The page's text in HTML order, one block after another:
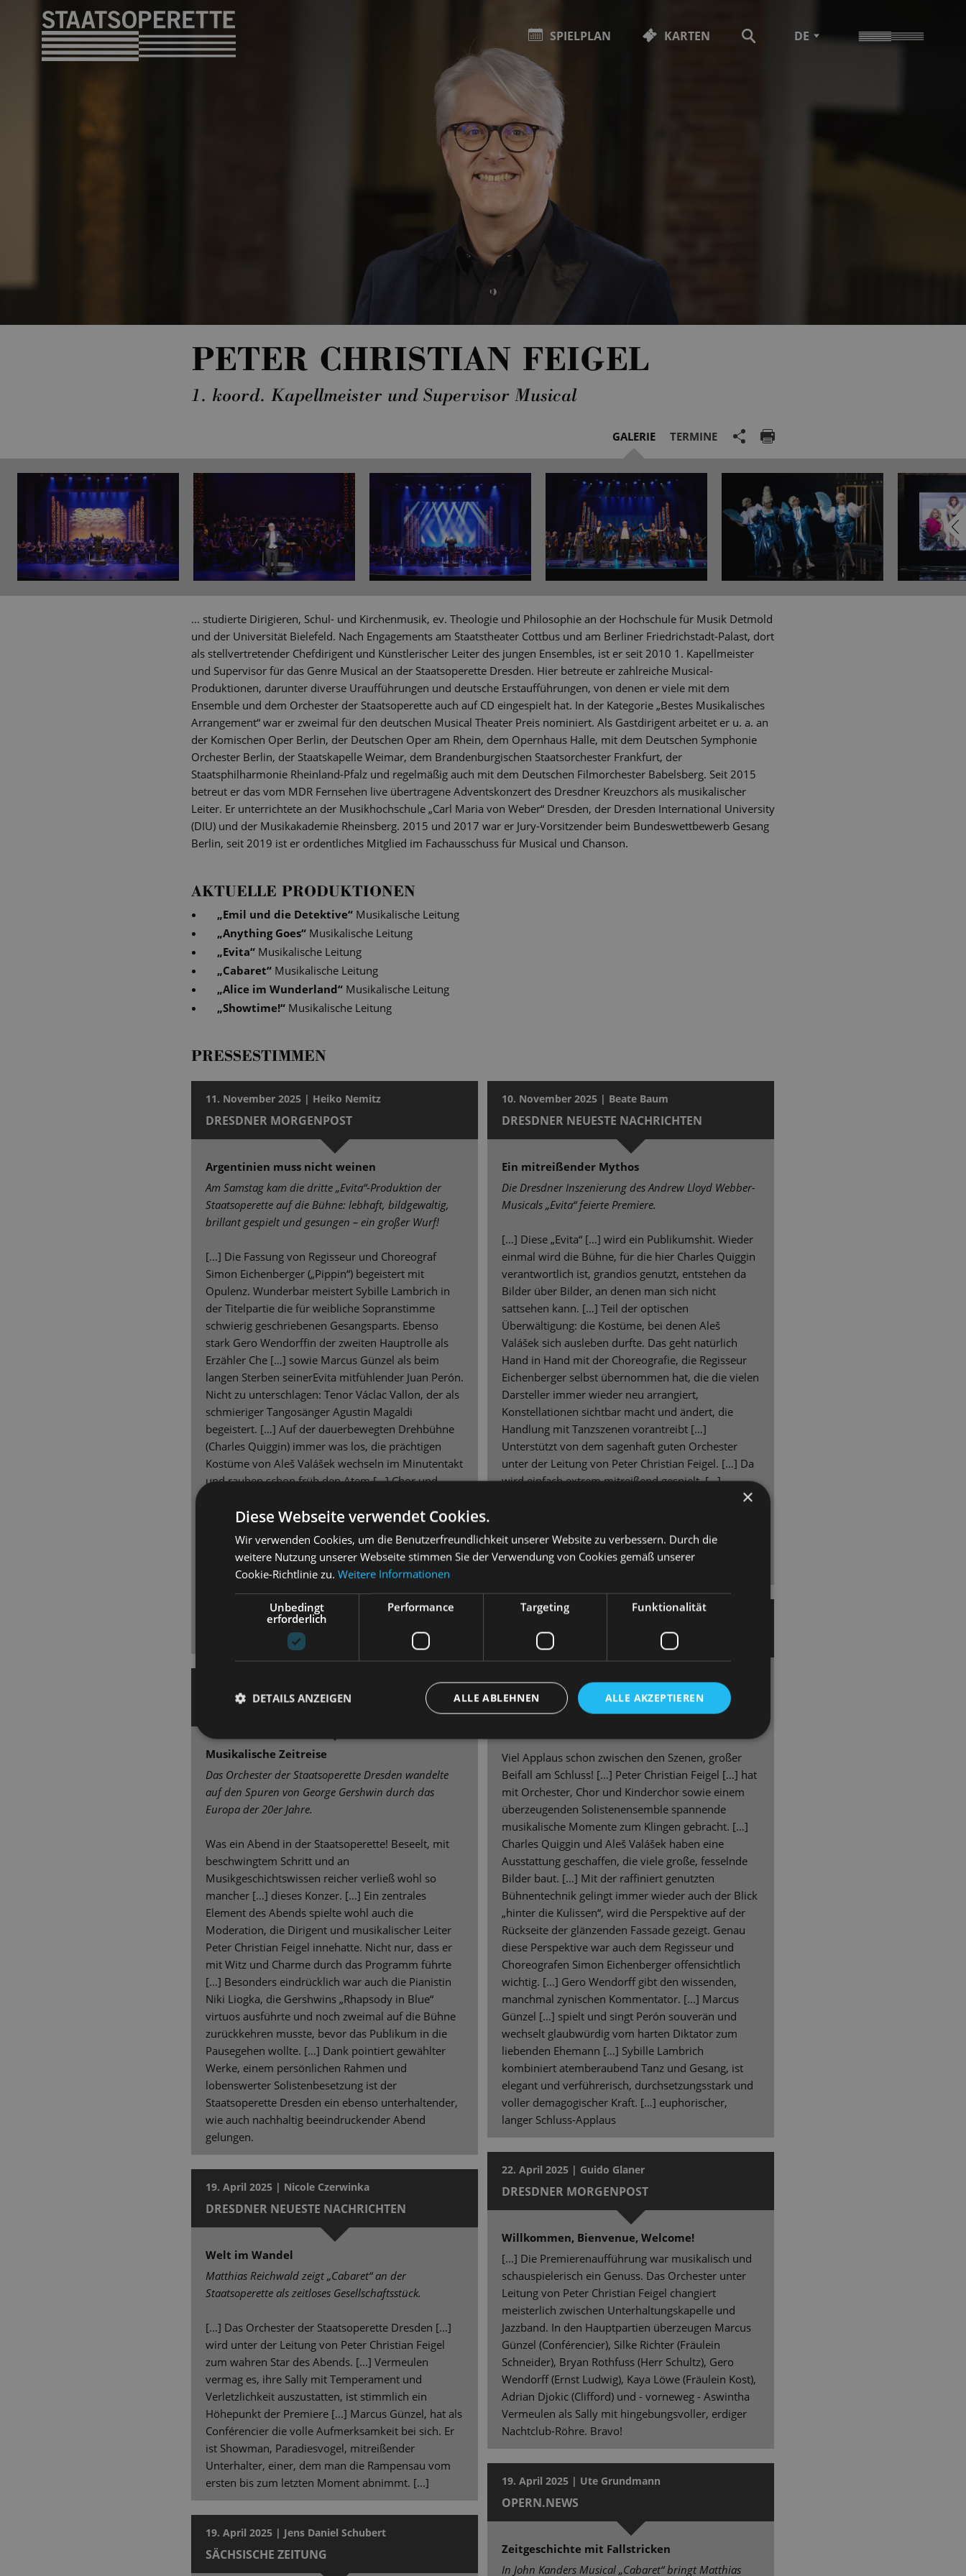
SPIELPLAN KARTEN DE
PETER CHRISTIAN FEIGEL
1. koord. Kapellmeister und Supervisor Musical
GALERIE TERMINE
... studierte Dirigieren, Schul- und Kirchenmusik, ev. Theologie und Philosophie an der Hochschule für Musik Detmold
und der Universität Bielefeld. Nach Engagements am Staatstheater Cottbus und am Berliner Friedrichstadt-Palast, dort
als stellvertretender Chefdirigent und Künstlerischer Leiter des jungen Ensembles, ist er seit 2010 1. Kapellmeister
und Supervisor für das Genre Musical an der Staatsoperette Dresden. Hier betreute er zahlreiche Musical-
Produktionen, darunter diverse Uraufführungen und deutsche Erstaufführungen, von denen er viele mit dem
Ensemble und dem Orchester der Staatsoperette auch auf CD eingespielt hat. In der Kategorie „Bestes Musikalisches
Arrangement“ war er zweimal für den deutschen Musical Theater Preis nominiert. Als Gastdirigent arbeitet er u. a. an
der Komischen Oper Berlin, der Deutschen Oper am Rhein, dem Opernhaus Halle, mit dem Deutschen Symphonie
Orchester Berlin, der Staatskapelle Weimar, dem Brandenburgischen Staatsorchester Frankfurt, der
Staatsphilharmonie Rheinland-Pfalz und regelmäßig auch mit dem Deutschen Filmorchester Babelsberg. Seit 2015
betreut er das vom MDR Fernsehen live übertragene Adventskonzert des Dresdner Kreuzchors als musikalischer
Leiter. Er unterrichtete an der Musikhochschule „Carl Maria von Weber“ Dresden, der Dresden International University
(DIU) und der Musikakademie Rheinsberg. 2015 und 2017 war er Jury-Vorsitzender beim Bundeswettbewerb Gesang
Berlin, seit 2019 ist er ordentliches Mitglied im Fachausschuss für Musical und Chanson.
AKTUELLE PRODUKTIONEN
„Emil und die Detektive“ Musikalische Leitung
„Anything Goes“ Musikalische Leitung
„Evita“ Musikalische Leitung
„Cabaret“ Musikalische Leitung
„Alice im Wunderland“ Musikalische Leitung
„Showtime!“ Musikalische Leitung
PRESSESTIMMEN
11. November 2025 | Heiko Nemitz
DRESDNER MORGENPOST
Argentinien muss nicht weinen
Am Samstag kam die dritte „Evita“-Produktion der
Staatsoperette auf die Bühne: lebhaft, bildgewaltig,
brillant gespielt und gesungen – ein großer Wurf!
[...] Die Fassung von Regisseur und Choreograf
Simon Eichenberger („Pippin“) begeistert mit
Opulenz. Wunderbar meistert Sybille Lambrich in
der Titelpartie die für weibliche Sopranstimme
schwierig geschriebenen Gesangsparts. Ebenso
stark Gero Wendorffin der zweiten Hauptrolle als
Erzähler Che […] sowie Marcus Günzel als beim
langen Sterben seinerEvita mitfühlender Juan Perón.
Nicht zu unterschlagen: Tenor Václac Vallon, der als
schmieriger Tangosänger Agustin Magaldi
begeistert. […] Auf der dauerbewegten Drehbühne
(Charles Quiggin) immer was los, die prächtigen
Kostüme von Aleš Valášek wechseln im Minutentakt
und rauben schon früh den Atem […] Chor und
mitreißend und makellos. Dirigent Peter Christian
Feigel weiß das Orchester sowohl in leisen wie
mächtigen Momenten angemessen zu leiten - wenn
volle Pulle gegeben wird, leuchtet „Wein’ nicht um
unwiderstehlicher Ohrwurmgarantie. Die Premiere
bekam begeisterten Beifall und Ovationen im
Stehen, absolut angemessen.
10. November 2025 | Beate Baum
DRESDNER NEUESTE NACHRICHTEN
Ein mitreißender Mythos
Die Dresdner Inszenierung des Andrew Lloyd Webber-
Musicals „Evita“ feierte Premiere.
[…] Diese „Evita“ […] wird ein Publikumshit. Wieder
einmal wird die Bühne, für die hier Charles Quiggin
verantwortlich ist, grandios genutzt, entstehen da
Bilder über Bilder, an denen man sich nicht
sattsehen kann. […] Teil der optischen
Überwältigung: die Kostüme, bei denen Aleš
Valášek sich ausleben durfte. Das geht natürlich
Hand in Hand mit der Choreografie, die Regisseur
Eichenberger selbst übernommen hat, die die vielen
Darsteller immer wieder neu arrangiert,
Konstellationen sichtbar macht und ändert, die
Handlung mit Tanzszenen vorantreibt […]
Unterstützt von dem sagenhaft guten Orchester
unter der Leitung von Peter Christian Feigel. […] Da
wird einfach extrem mitreißend gespielt. […]
Evita abgibt […] die Dresdner Inszenierung […] eine
unbedingte Empfehlung! Das Premierenpublikum
würde hier wohl zustimmen.
10. November 2025 | Jens Daniel Schubert
SÄCHSISCHE ZEITUNG
Kein Grund zu weinen?
„Evita“ kehrt mit einer bildstarken Inszenierung auf
Viel Applaus schon zwischen den Szenen, großer
Beifall am Schluss! […] Peter Christian Feigel […] hat
mit Orchester, Chor und Kinderchor sowie einem
überzeugenden Solistenensemble spannende
musikalische Momente zum Klingen gebracht. […]
Charles Quiggin und Aleš Valášek haben eine
Ausstattung geschaffen, die viele große, fesselnde
Bilder baut. […] Mit der raffiniert genutzten
Bühnentechnik gelingt immer wieder auch der Blick
„hinter die Kulissen“, wird die Perspektive auf der
Rückseite der glänzenden Fassade gezeigt. Genau
diese Perspektive war auch dem Regisseur und
Choreografen Simon Eichenberger offensichtlich
wichtig. [...] Gero Wendorff gibt den wissenden,
manchmal zynischen Kommentator. [...] Marcus
Günzel […] spielt und singt Perón souverän und
wechselt glaubwürdig vom harten Diktator zum
liebenden Ehemann […] Sybille Lambrich
kombiniert atemberaubend Tanz und Gesang, ist
elegant und verführerisch, durchsetzungsstark und
voller demagogischer Kraft. […] euphorischer,
langer Schluss-Applaus
DRESDNER NEUESTE NACHRICHTEN
Musikalische Zeitreise
Das Orchester der Staatsoperette Dresden wandelte
auf den Spuren von George Gershwin durch das
Europa der 20er Jahre.
Was ein Abend in der Staatsoperette! Beseelt, mit
beschwingtem Schritt und an
Musikgeschichtswissen reicher verließ wohl so
mancher […] dieses Konzer. […] Ein zentrales
Element des Abends spielte wohl auch die
Moderation, die Dirigent und musikalischer Leiter
Peter Christian Feigel innehatte. Nicht nur, dass er
mit Witz und Charme durch das Programm führte
[…] Besonders eindrücklich war auch die Pianistin
Niki Liogka, die Gershwins „Rhapsody in Blue“
virtuos ausführte und noch zweimal auf die Bühne
zurückkehren musste, bevor das Publikum in die
Pausegehen wollte. […] Dank pointiert gewählter
Werke, einem persönlichen Rahmen und
lobenswerter Solistenbesetzung ist der
Staatsoperette Dresden ein ebenso unterhaltender,
wie auch nachhaltig beeindruckender Abend
gelungen.
22. April 2025 | Guido Glaner
DRESDNER MORGENPOST
Willkommen, Bienvenue, Welcome!
[...] Die Premierenaufführung war musikalisch und
schauspielerisch ein Genuss. Das Orchester unter
Leitung von Peter Christian Feigel changiert
meisterlich zwischen Unterhaltungskapelle und
Jazzband. In den Hauptpartien überzeugen Marcus
Günzel (Conférencier), Silke Richter (Fräulein
Schneider), Bryan Rothfuss (Herr Schultz), Gero
Wendorff (Ernst Ludwig), Kaya Löwe (Fräulein Kost),
Adrian Djokic (Clifford) und - vorneweg - Aswintha
Vermeulen als Sally mit hingebungsvoller, erdiger
Nachtclub-Röhre. Bravo!
19. April 2025 | Nicole Czerwinka
DRESDNER NEUESTE NACHRICHTEN
Welt im Wandel
Matthias Reichwald zeigt „Cabaret“ an der
Staatsoperette als zeitloses Gesellschaftsstück.
[...] Das Orchester der Staatsoperette Dresden [...]
wird unter der Leitung von Peter Christian Feigel
zum wahren Star des Abends. [...] Vermeulen
vermag es, ihre Sally mit Temperament und
Verletzlichkeit auszustatten, ist stimmlich ein
Höhepunkt der Premiere [...] Marcus Günzel, hat als
Conférencier die volle Aufmerksamkeit bei sich. Er
ist Showman, Paradiesvogel, mitreißender
Unterhalter, einer, dem man die Rampensau vom
ersten bis zum letzten Moment abnimmt. [...]
19. April 2025 | Ute Grundmann
OPERN.NEWS
Zeitgeschichte mit Fallstricken
In John Kanders Musical „Cabaret“ bringt Matthias
19. April 2025 | Jens Daniel Schubert
SÄCHSISCHE ZEITUNG
×
Diese Webseite verwendet Cookies.
Wir verwenden Cookies, um die Benutzerfreundlichkeit unserer Website zu verbessern. Durch die
weitere Nutzung unserer Webseite stimmen Sie der Verwendung von Cookies gemäß unserer
Cookie-Richtlinie zu. Weitere Informationen
Unbedingt
erforderlich
Performance Targeting Funktionalität
ALLE AKZEPTIEREN
ALLE ABLEHNEN
DETAILS ANZEIGEN